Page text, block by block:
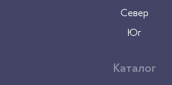
Север
Юг
Каталог